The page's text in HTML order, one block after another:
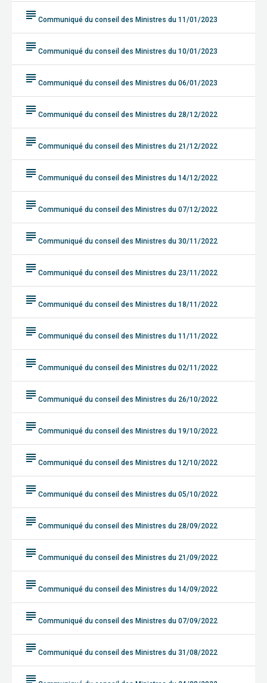
subject Communiqué du conseil des Ministres du 11/01/2023
subject Communiqué du conseil des Ministres du 10/01/2023
subject Communiqué du conseil des Ministres du 06/01/2023
subject Communiqué du conseil des Ministres du 28/12/2022
subject Communiqué du conseil des Ministres du 21/12/2022
subject Communiqué du conseil des Ministres du 14/12/2022
subject Communiqué du conseil des Ministres du 07/12/2022
subject Communiqué du conseil des Ministres du 30/11/2022
subject Communiqué du conseil des Ministres du 23/11/2022
subject Communiqué du conseil des Ministres du 18/11/2022
subject Communiqué du conseil des Ministres du 11/11/2022
subject Communiqué du conseil des Ministres du 02/11/2022
subject Communiqué du conseil des Ministres du 26/10/2022
subject Communiqué du conseil des Ministres du 19/10/2022
subject Communiqué du conseil des Ministres du 12/10/2022
subject Communiqué du conseil des Ministres du 05/10/2022
subject Communiqué du conseil des Ministres du 28/09/2022
subject Communiqué du conseil des Ministres du 21/09/2022
subject Communiqué du conseil des Ministres du 14/09/2022
subject Communiqué du conseil des Ministres du 07/09/2022
subject Communiqué du conseil des Ministres du 31/08/2022
subject